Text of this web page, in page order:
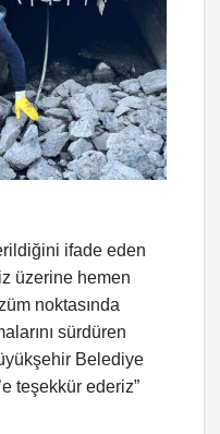
ifade eden
üzerine hemen
noktasında
sürdüren
Belediye
teşekkür ederiz”